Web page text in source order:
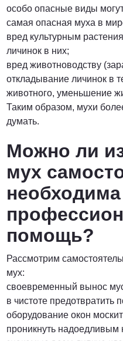
особо опасные виды
самая опасная муха в
вред культурным
личинок в них;
вред животноводству
откладывание личинок в
животного, уменьшение
Таким образом, мухи
думать.
Можно ли
мух
необходима
помощь?
Рассмотрим
мух:
своевременный вынос
в чистоте
оборудование окон
проникнуть